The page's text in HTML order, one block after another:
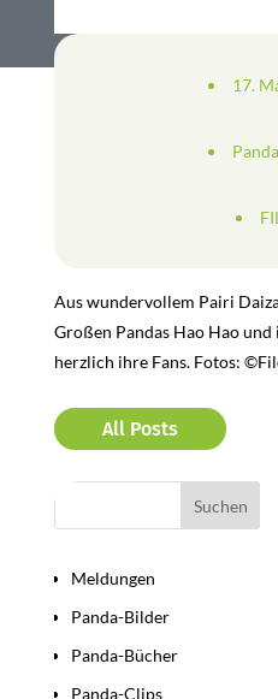
17.
Aus wundervollem Pairi
Großen Pandas Hao Hao
herzlich ihre Fans. Fotos:
All Posts
Meldungen
Panda-Bilder
Panda-Bücher
Panda-Clips